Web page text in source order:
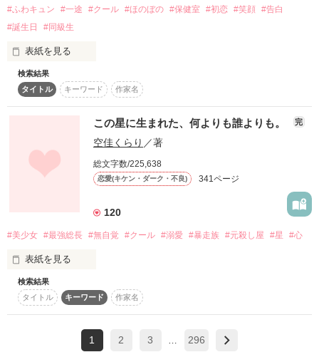
まだあたしはいますか？
あの日見た星を
まだ覚えていますか？
あたしの心の中には
いつだってきみがいます
大好き
愛してる
形のない想いは
#ふわキュン #一途 #クール #ほのぼの #保健室 #初恋 #笑顔 #告白
#誕生日
#同級生
表紙を見る
もう一度“好き”って言えたらいいけど…
やっぱり怖くて言えない…
だから、そっと心の奥にしまっておこう…って思っていたん
「……離してやんねぇからな？」
「そういう表情見せるのは、俺だけにしろよ？」
そんな風に言われたら、想いがますます強くなっちゃうよ…。
検索結果
タイトル
キーワード 作家名
この星に生まれた、何よりも誰よりも。 完
空佳くらり ／著
総文字数/225,638
恋愛(キケン・ダーク・不良) 341ページ
120
#美少女 #最強総長 #無自覚 #クール #溺愛 #暴走族 #元殺し屋 #星 #心
表紙を見る
......ねえ。
あの時、君は何を考えていたの？
何を思って、笑ってたの？
検索結果
タイトル
キーワード 作家名
1 2 3 296